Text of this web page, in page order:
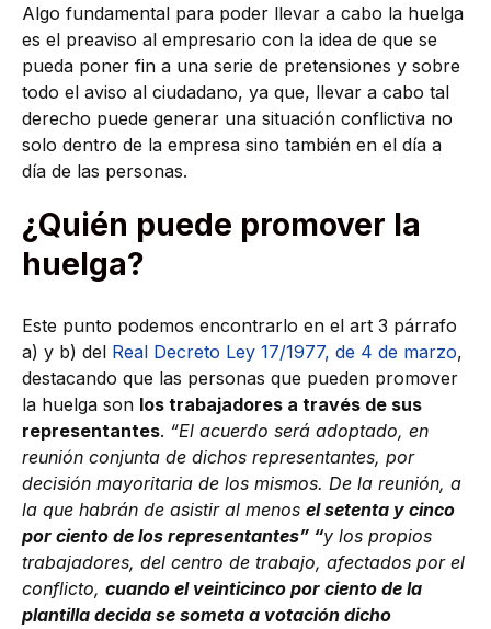
Algo fundamental para poder llevar a cabo la huelga
es el preaviso al empresario con la idea de que se
pueda poner fin a una serie de pretensiones y sobre
todo el aviso al ciudadano, ya que, llevar a cabo tal
derecho puede generar una situación conflictiva no
solo dentro de la empresa sino también en el día a
día de las personas.
¿Quién puede promover la
huelga?
Este punto podemos encontrarlo en el art 3 párrafo
a) y b) del Real Decreto Ley 17/1977, de 4 de marzo,
destacando que las personas que pueden promover
la huelga son los trabajadores a través de sus
representantes. “El acuerdo será adoptado, en
reunión conjunta de dichos representantes, por
decisión mayoritaria de los mismos. De la reunión, a
la que habrán de asistir al menos el setenta y cinco
por ciento de los representantes” “y los propios
trabajadores, del centro de trabajo, afectados por el
conflicto, cuando el veinticinco por ciento de la
plantilla decida se someta a votación dicho